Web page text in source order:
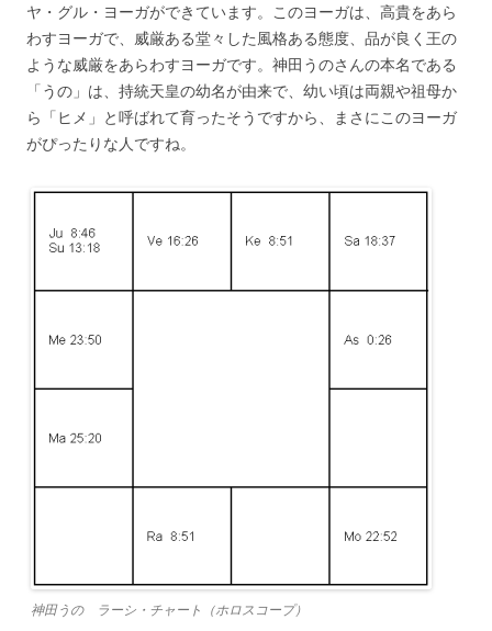
ヤ・グル・ヨーガができています。このヨーガは、高貴をあら
わすヨーガで、威厳ある堂々した風格ある態度、品が良く王の
ような威厳をあらわすヨーガです。神田うのさんの本名である
「うの」は、持統天皇の幼名が由来で、幼い頃は両親や祖母か
ら「ヒメ」と呼ばれて育ったそうですから、まさにこのヨーガ
がぴったりな人ですね。
神田うの ラーシ・チャート（ホロスコープ）